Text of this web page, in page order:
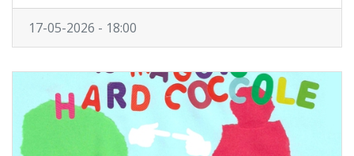
17-05-2026 - 18:00